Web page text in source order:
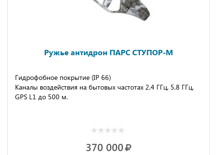
Ружье антидрон ПАРС СТУПОР-М
Гидрофобное покрытие (IP 66)
Каналы воздействия на бытовых частотах 2,4 ГГц, 5,8 ГГц,
GPS L1 до 500 м.
370 000